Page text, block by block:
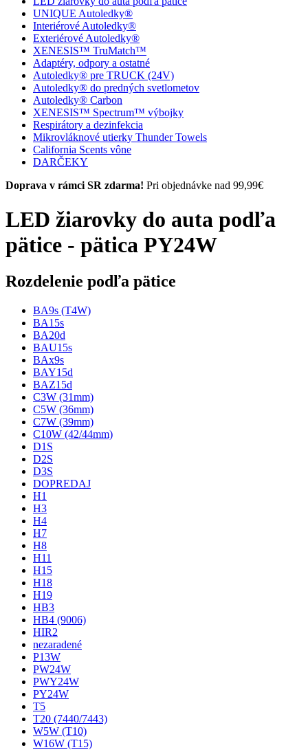
UNIQUE Autoledky®
Interiérové Autoledky®
Exteriérové Autoledky®
XENESIS™ TruMatch™
Adaptéry, odpory a ostatné
Autoledky® pre TRUCK (24V)
Autoledky® do predných svetlometov
Autoledky® Carbon
XENESIS™ Spectrum™ výbojky
Respirátory a dezinfekcia
Mikrovláknové utierky Thunder Towels
California Scents vône
DARČEKY
Doprava v rámci SR zdarma! Pri objednávke nad 99,99€
LED žiarovky do auta podľa
pätice - pätica PY24W
Rozdelenie podľa pätice
BA9s (T4W)
BA15s
BA20d
BAU15s
BAx9s
BAY15d
BAZ15d
C3W (31mm)
C5W (36mm)
C7W (39mm)
C10W (42/44mm)
D1S
D2S
D3S
DOPREDAJ
H1
H3
H4
H7
H8
H11
H15
H18
H19
HB3
HB4 (9006)
HIR2
nezaradené
P13W
PW24W
PWY24W
PY24W
T5
T20 (7440/7443)
W5W (T10)
W16W (T15)